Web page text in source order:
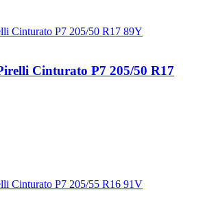
Cinturato P7 205/50 R17